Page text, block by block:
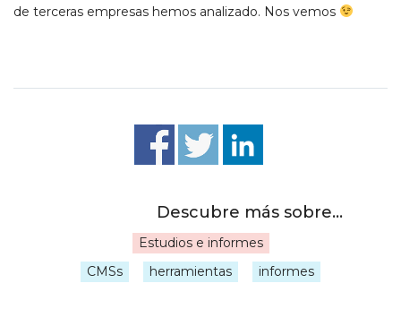
de terceras empresas hemos analizado. Nos vemos
Estudios e informes
CMSs herramientas informes